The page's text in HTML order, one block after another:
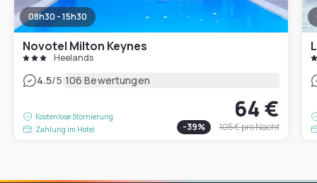
08h30 - 15h30
Novotel Milton Keynes
Heelands
4.5/5|106 Bewertungen
Kostenlose Stornierung
Zahlung im Hotel
64 €
-39% 105 €pro Nacht